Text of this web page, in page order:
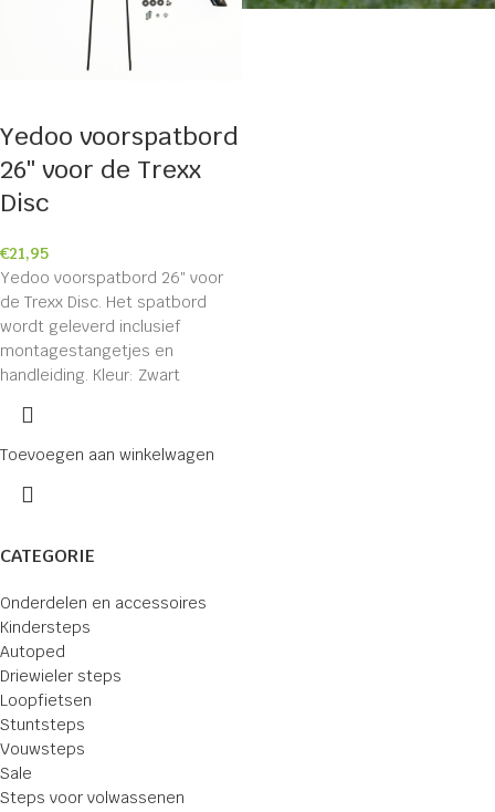
CATEGORIE
Onderdelen en accessoires
Kindersteps
Autoped
Driewieler steps
Loopfietsen
Stuntsteps
Vouwsteps
Sale
Steps voor volwassenen
Yedoo voorspatbord
26″ voor de Trexx
Disc
€21,95
Yedoo voorspatbord 26″ voor
de Trexx Disc. Het spatbord
wordt geleverd inclusief
montagestangetjes en
handleiding. Kleur: Zwart
Toevoegen aan winkelwagen